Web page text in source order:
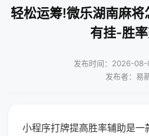
轻松运筹!微乐湖南麻将
有挂-胜
发布时间：2026-08-
发布者：易
小程序打牌提高胜率辅助是一